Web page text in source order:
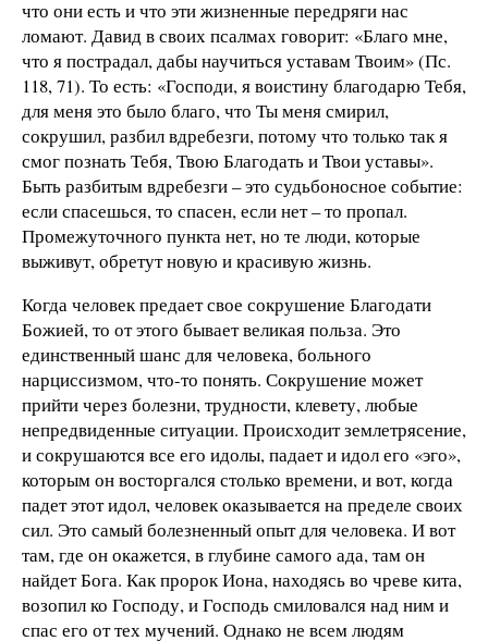
что они есть и что эти жизненные передряги нас
ломают. Давид в своих псалмах говорит: «Благо мне,
что я пострадал, дабы научиться уставам Твоим» (Пс.
118, 71). То есть: «Господи, я воистину благодарю Тебя,
для меня это было благо, что Ты меня смирил,
сокрушил, разбил вдребезги, потому что только так я
смог познать Тебя, Твою Благодать и Твои уставы».
Быть разбитым вдребезги – это судьбоносное событие:
если спасешься, то спасен, если нет – то пропал.
Промежуточного пункта нет, но те люди, которые
выживут, обретут новую и красивую жизнь.
Когда человек предает свое сокрушение Благодати
Божией, то от этого бывает великая польза. Это
единственный шанс для человека, больного
нарциссизмом, что-то понять. Сокрушение может
прийти через болезни, трудности, клевету, любые
непредвиденные ситуации. Происходит землетрясение,
и сокрушаются все его идолы, падает и идол его «эго»,
которым он восторгался столько времени, и вот, когда
падет этот идол, человек оказывается на пределе своих
сил. Это самый болезненный опыт для человека. И вот
там, где он окажется, в глубине самого ада, там он
найдет Бога. Как пророк Иона, находясь во чреве кита,
возопил ко Господу, и Господь смиловался над ним и
спас его от тех мучений. Однако не всем людям